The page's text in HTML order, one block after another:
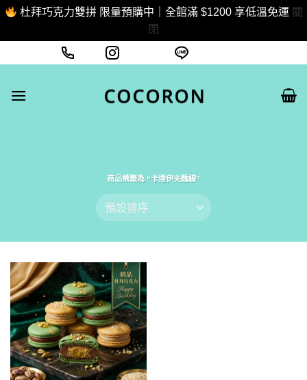
杜拜巧克力雙拼 限量預購中｜全館滿 $1200 享低溫免運 關
閉
to
商品標籤為 “卡達伊夫麵線”